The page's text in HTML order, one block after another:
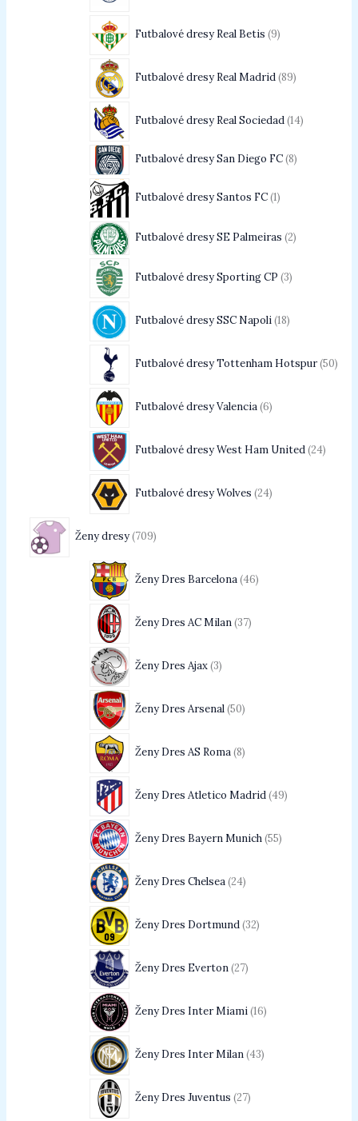
Futbalové dresy Real Betis 9
Futbalové dresy Real Madrid 89
Futbalové dresy Real Sociedad 14
Futbalové dresy San Diego FC 8
Futbalové dresy Santos FC 1
Futbalové dresy SE Palmeiras 2
Futbalové dresy Sporting CP 3
Futbalové dresy SSC Napoli 18
Futbalové dresy Tottenham Hotspur 50
Futbalové dresy Valencia 6
Futbalové dresy West Ham United 24
Futbalové dresy Wolves 24
Ženy dresy 709
Ženy Dres Barcelona 46
Ženy Dres AC Milan 37
Ženy Dres Ajax 3
Ženy Dres Arsenal 50
Ženy Dres AS Roma 8
Ženy Dres Atletico Madrid 49
Ženy Dres Bayern Munich 55
Ženy Dres Chelsea 24
Ženy Dres Dortmund 32
Ženy Dres Everton 27
Ženy Dres Inter Miami 16
Ženy Dres Inter Milan 43
Ženy Dres Juventus 27